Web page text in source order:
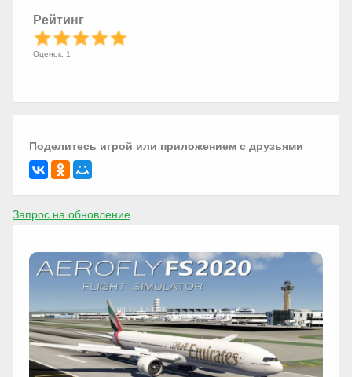
Рейтинг
Оценок: 1
Поделитесь игрой или приложением с друзьями
Запрос на обновление